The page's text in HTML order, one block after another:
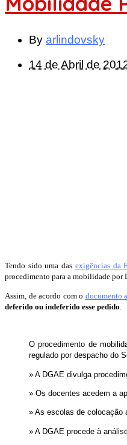
By arlindovsky
14 de Abril de
Tendo sido uma das exigências da
procedimento para a mobilidade por
Assim, de acordo com o documento
deferido ou indeferido esse pedido
O procedimento de
regulado por despacho do
» A DGAE divulga
» Os docentes acedem a
» As escolas de colocação
» A DGAE procede à